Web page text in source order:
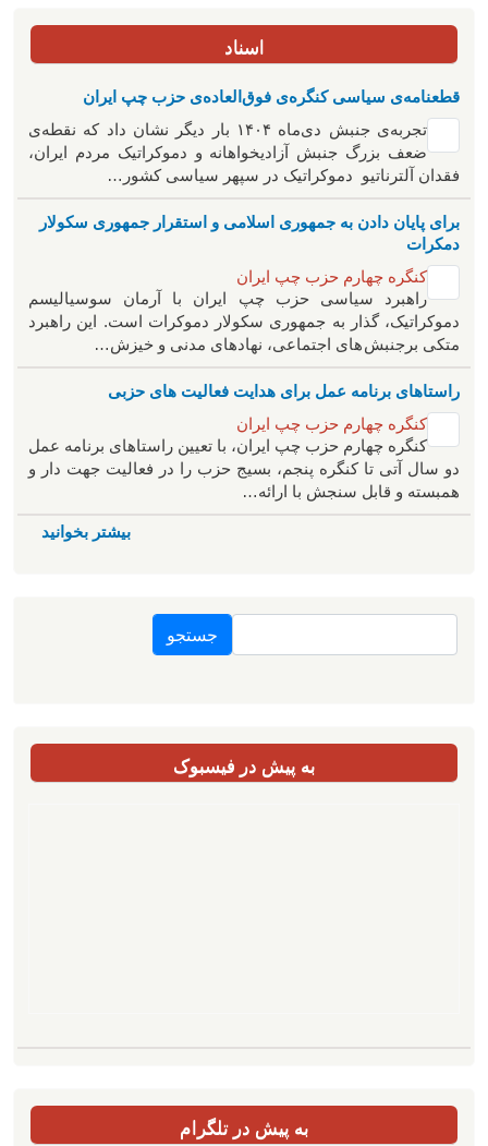
اسناد
قطعنامه‌ی سیاسی کنگره‌ی فوق‌العاده‌ی حزب چپ ایران
تجربه‌ی جنبش دی‌ماه ۱۴۰۴ بار دیگر نشان داد که نقطه‌ی
ضعف بزرگ جنبش آزادیخواهانه و دموکراتیک مردم ایران،
فقدان آلترناتیو دموکراتیک در سپهر سیاسی کشور…
برای پایان دادن به جمهوری اسلامی و استقرار جمهوری سکولار
دمکرات
کنگره چهارم حزب چپ ایران
راهبرد سياسی حزب چپ ایران با آرمان سوسیالیسم
دموکراتیک، گذار به جمهوری سکولار دموکرات است. این راهبرد
متکی برجنبش های اجتماعی، نهادهای مدنی و خیزش‌…
راستاهای برنامه عمل برای هدایت فعالیت های حزبی
کنگره چهارم حزب چپ ایران
کنگره چهارم حزب چپ ایران، با تعیین راستاهای برنامه عمل
دو سال آتی تا کنگره پنجم، بسیج حزب را در فعالیت جهت دار و
همبسته و قابل سنجش با ارائه…
بیشتر بخوانید
جستجو
به پیش در فیسبوک
به پیش در تلگرام